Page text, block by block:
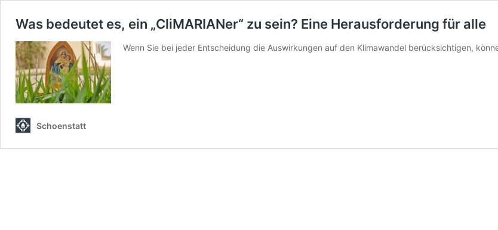
Was bedeutet es, ein „CliMARIANer“ zu sein? Eine Herausforderung für alle
Wenn Sie bei jeder Entscheidung die Auswirkungen auf den Klimawandel berücksichtigen,
Schoenstatt